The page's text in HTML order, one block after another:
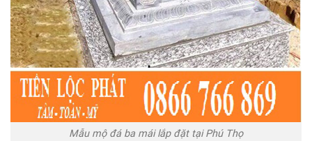
Mẫu mộ đá ba mái lắp đặt tại Phú Thọ